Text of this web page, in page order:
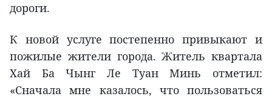
дороги.
К новой услуге постепенно привыкают и
пожилые жители города. Житель квартала
Хай Ба Чынг Ле Туан Минь отметил:
«Сначала мне казалось, что пользоваться